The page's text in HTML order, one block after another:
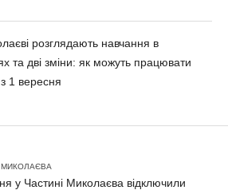
розглядають навчання в
та дві зміни: як можуть працювати
1 вересня
у Частині Миколаєва відключили